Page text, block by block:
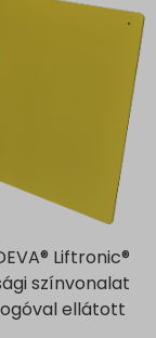
Liftronic®
színvonalat
ellátott